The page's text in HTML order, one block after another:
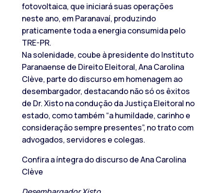
fotovoltaica, que iniciará suas operações
neste ano, em Paranavaí, produzindo
praticamente toda a energia consumida pelo
TRE-PR.
Na solenidade, coube à presidente do Instituto
Paranaense de Direito Eleitoral, Ana Carolina
Clève, parte do discurso em homenagem ao
desembargador, destacando não só os êxitos
de Dr. Xisto na condução da Justiça Eleitoral no
estado, como também “a humildade, carinho e
consideração sempre presentes”, no trato com
advogados, servidores e colegas.
Confira a íntegra do discurso de Ana Carolina
Clève